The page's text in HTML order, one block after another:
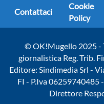
Contattaci
Cookie
Policy
© OK!Mugello 2025 -
giornalistica Reg. Trib.
Editore: Sindimedia Srl -
FI - P.Iva 06259740485
Direttore